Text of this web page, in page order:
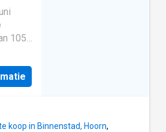
en
105
en ligt
koop in Binnenstad, Hoorn,